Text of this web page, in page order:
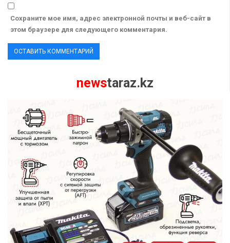
Сохраните мое имя, адрес электронной почты и веб-сайт в
этом браузере для следующего комментария.
newstaraz.kz